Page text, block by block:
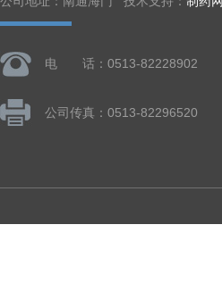
电 话：0513-82228902
公司传真：0513-82296520